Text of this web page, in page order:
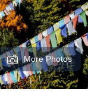
More Photos